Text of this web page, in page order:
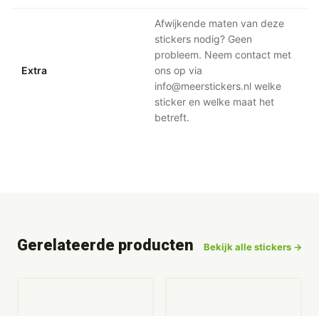
Extra
Afwijkende maten van deze
stickers nodig? Geen
probleem. Neem contact met
ons op via
info@meerstickers.nl welke
sticker en welke maat het
betreft.
Gerelateerde producten Bekijk alle stickers →